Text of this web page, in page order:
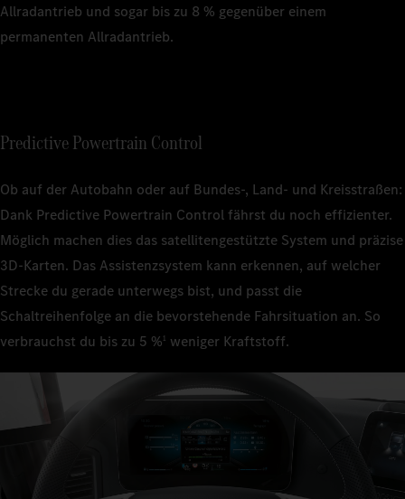
Allradantrieb und sogar bis zu 8 % gegenüber einem
permanenten Allradantrieb.
Predictive Powertrain Control
Ob auf der Autobahn oder auf Bundes-, Land- und Kreisstraßen:
Dank Predictive Powertrain Control fährst du noch effizienter.
Möglich machen dies das satellitengestützte System und präzise
3D‑Karten. Das Assistenzsystem kann erkennen, auf welcher
Strecke du gerade unterwegs bist, und passt die
Schaltreihenfolge an die bevorstehende Fahrsituation an. So
verbrauchst du bis zu 5 %1 weniger Kraftstoff.